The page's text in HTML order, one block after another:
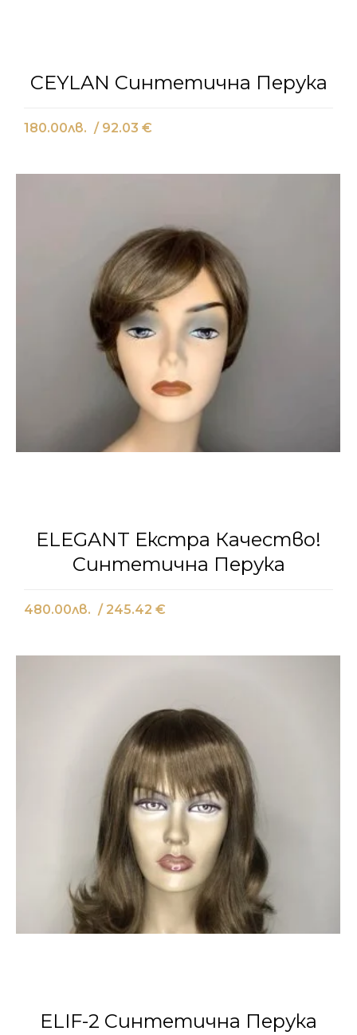
CEYLAN Синтетична Перука
180.00лв. / 92.03 €
ELEGANT Екстра Качество!
Синтетична Перука
480.00лв. / 245.42 €
ELIF-2 Синтетична Перука